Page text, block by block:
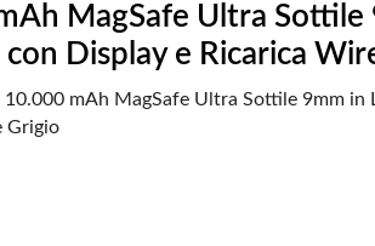
MagSafe Ultra Sottile
Display e Ricarica
mAh MagSafe Ultra Sottile 9mm in
Grigio